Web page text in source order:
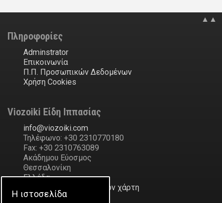
▲▲
Πληροφορίες
Adminstrator
Επικοινωνία
Π.Π. Προσωπικών Δεδομένων
Χρήση Cookies
Viozoiki Είδη Ιππασίας
moc
.
ikiozoiv
@
ofni
Τηλέφωνο: +30 2310770180
Fax: +30 2310763089
Ακάδημου Εύοσμος
Θεσσαλονίκη
Ελλάδα
Δείξε την διεύθυνση στον χάρτη
Η ιστοσελίδα